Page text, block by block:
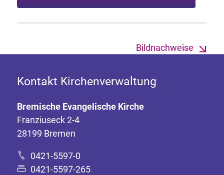
Bildnachweise
Kontakt Kirchenverwaltung
Bremische Evangelische Kirche
Franziuseck 2-4
28199 Bremen
0421-5597-0
0421-5597-265